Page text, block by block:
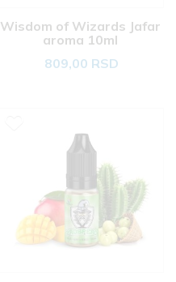
Wisdom of Wizards Jafar
aroma 10ml
809,00 RSD